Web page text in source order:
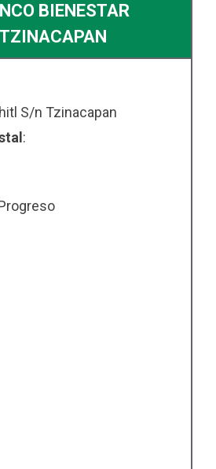
BIENESTAR
TZINACAPAN
S/n Tzinacapan
: